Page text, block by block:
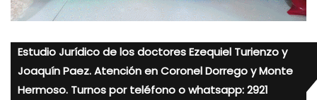
Estudio Jurídico de los doctores Ezequiel Turienzo y
Joaquín Paez. Atención en Coronel Dorrego y Monte
Hermoso. Turnos por teléfono o whatsapp: 2921